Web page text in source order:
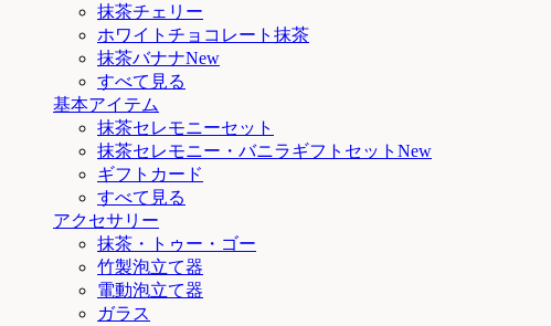
抹茶チェリー
ホワイトチョコレート抹茶
抹茶バナナNew
すべて見る
基本アイテム
抹茶セレモニーセット
抹茶セレモニー ・バニラギフトセットNew
ギフトカード
すべて見る
アクセサリー
抹茶・トゥー・ゴー
竹製泡立て器
電動泡立て器
ガラス